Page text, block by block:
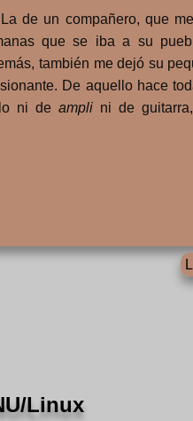
de un compañero, que
que se iba a su
también me dejó su
De aquello hace
ni de amplini de
Linux